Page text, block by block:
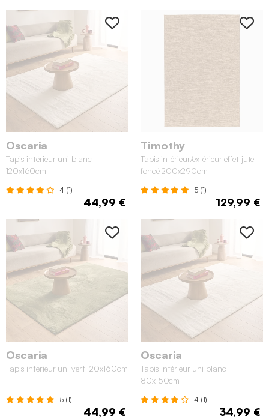
Oscaria
Tapis intérieur uni blanc
120x160cm
4 (1)
44,99 €
Timothy
Tapis intérieur/extérieur effet jute
foncé 200x290cm
5 (1)
129,99 €
Oscaria
Tapis intérieur uni vert 120x160cm
5 (1)
44,99 €
Oscaria
Tapis intérieur uni blanc
80x150cm
4 (1)
34,99 €